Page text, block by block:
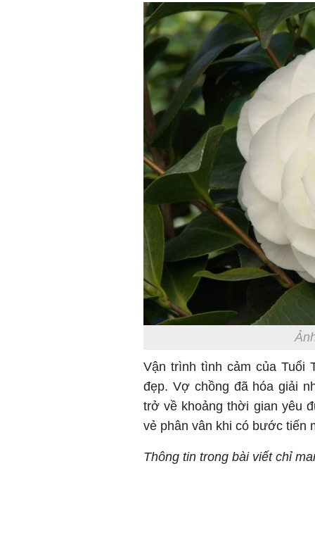
Vận trình tình cảm của Tuổi
đẹp. Vợ chồng đã hóa giải
trở về khoảng thời gian yêu
vẻ phân vân khi có bước tiến
Thông tin trong bài viết chỉ